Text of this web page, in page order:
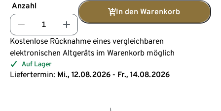
Anzahl
In den Warenkorb
Kostenlose Rücknahme eines vergleichbaren
elektronischen Altgeräts im Warenkorb möglich
Auf Lager
Liefertermin: Mi., 12.08.2026 - Fr., 14.08.2026